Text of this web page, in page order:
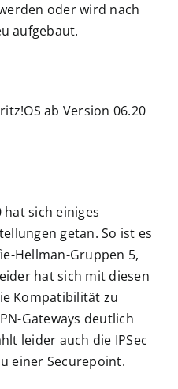
oder wird nach
aufgebaut.
ab Version 06.20
hat sich einiges
getan. So ist es
Hellman-Gruppen 5,
hat sich mit diesen
Kompatibilität zu
Gateways deutlich
leider auch die IPSec
einer Securepoint.